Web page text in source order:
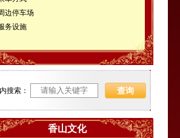
边停车场
务设施
搜索：
香山文化